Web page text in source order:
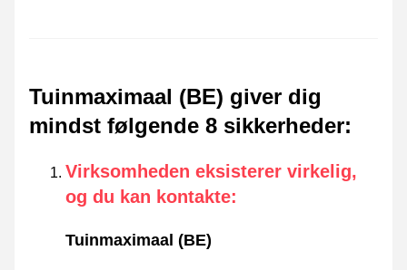
Tuinmaximaal (BE) giver dig
mindst følgende 8 sikkerheder:
Virksomheden eksisterer virkelig,
og du kan kontakte:
Tuinmaximaal (BE)